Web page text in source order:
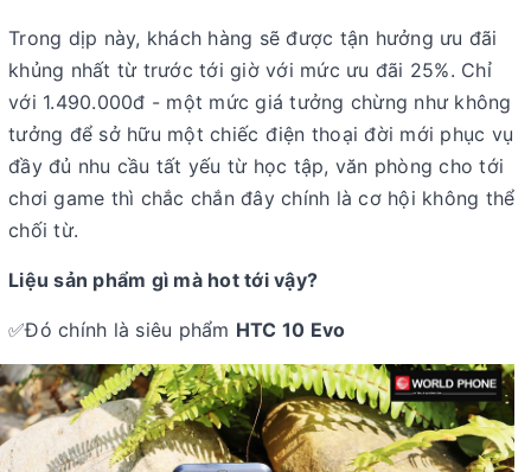
Trong dịp này, khách hàng sẽ được tận hưởng ưu đãi
khủng nhất từ trước tới giờ với mức ưu đãi 25%. Chỉ
với 1.490.000đ - một mức giá tưởng chừng như không
tưởng để sở hữu một chiếc điện thoại đời mới phục vụ
đầy đủ nhu cầu tất yếu từ học tập, văn phòng cho tới
chơi game thì chắc chắn đây chính là cơ hội không thể
chối từ.
Liệu sản phẩm gì mà hot tới vậy?
✅Đó chính là siêu phẩm HTC 10 Evo